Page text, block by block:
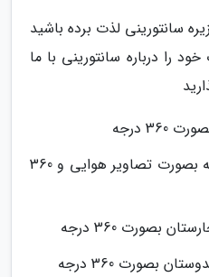
سانتورینی لذت برده باشید
را درباره سانتورینی با ما
درجه
تور مجازی پاموکاله ترکیه بصورت تصاویر هوایی و 360
بصورت 360 درجه
بصورت 360 درجه